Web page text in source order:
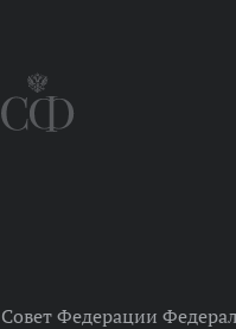
Совет Федерации